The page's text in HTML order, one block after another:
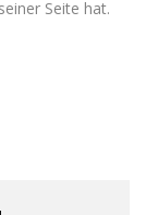
Seite hat.